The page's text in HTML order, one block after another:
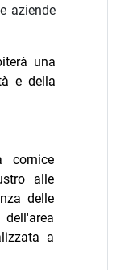
aziende
una
e della
cornice
alle
delle
a